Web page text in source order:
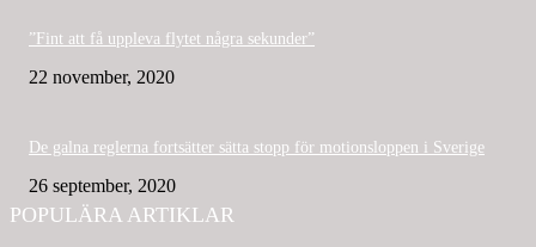
”Fint att få uppleva flytet några sekunder”
22 november, 2020
De galna reglerna fortsätter sätta stopp för motionsloppen i Sverige
26 september, 2020
POPULÄRA ARTIKLAR